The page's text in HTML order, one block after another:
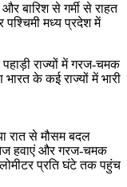
बारिश से गर्मी से राहत
मध्य प्रदेश में
राज्यों में गरज-चमक
के कई राज्यों में भारी
रात से मौसम बदल
हवाएं और गरज-चमक
प्रति घंटे तक पहुंच